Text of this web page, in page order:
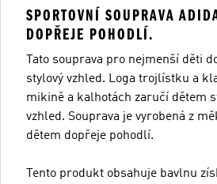
SPORTOVNÍ SOUPRAVA
DOPŘEJE POHODLÍ.
Tato souprava pro nejmenší děti
stylový vzhled. Loga trojlístku a
mikině a kalhotách zaručí dětem
vzhled. Souprava je vyrobená z
dětem dopřeje pohodlí.
Tento produkt obsahuje bavlnu